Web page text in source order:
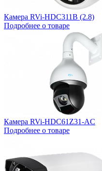
Камера RVi-HDC311B (2.8)
Подробнее о товаре
Камера RVi-HDC61Z31-AC
Подробнее о товаре